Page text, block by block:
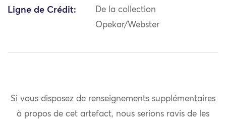
Ligne de Crédit:
De la collection
Opekar/Webster
Si vous disposez de renseignements supplémentaires
à propos de cet artefact, nous serions ravis de les